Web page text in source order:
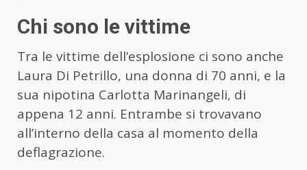
Chi sono le vittime
Tra le vittime dell’esplosione ci sono anche
Laura Di Petrillo, una donna di 70 anni, e la
sua nipotina Carlotta Marinangeli, di
appena 12 anni. Entrambe si trovavano
all’interno della casa al momento della
deflagrazione.